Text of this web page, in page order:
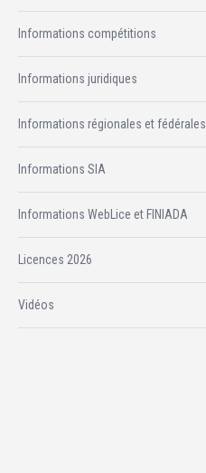
Informations compétitions
Informations juridiques
Informations régionales et fédérales
Informations SIA
Informations WebLice et FINIADA
Licences 2026
Vidéos